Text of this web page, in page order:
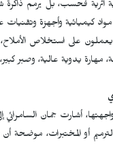
أثرية فحسب، بل يرمم
كيميائية وأجهزة
على استخلاص الأملاح،
مهارة يدوية عالية، وصبر
أشارت جمان السامرائي
أو المختبرات، موضحة